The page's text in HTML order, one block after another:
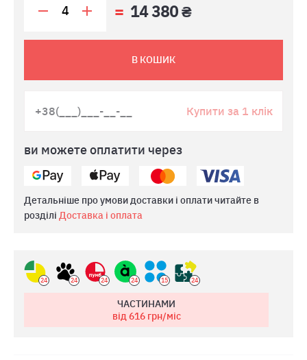
14 380 ₴
В КОШИК
Купити за 1 клік
ви можете оплатити через
Детальніше про умови доставки і оплати читайте в
розділі Доставка і оплата
24 24 24 24 15 24
ЧАСТИНАМИ
від 616грн/міс